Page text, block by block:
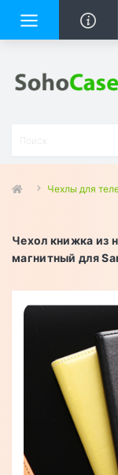
Чехлы для
Чехол книжка из
магнитный для